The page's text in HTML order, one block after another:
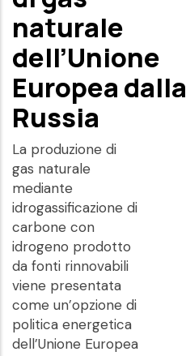
naturale
dell’Unione
Europea dalla
Russia
La produzione di
gas naturale
mediante
idrogassificazione di
carbone con
idrogeno prodotto
da fonti rinnovabili
viene presentata
come un’opzione di
politica energetica
dell’Unione Europea